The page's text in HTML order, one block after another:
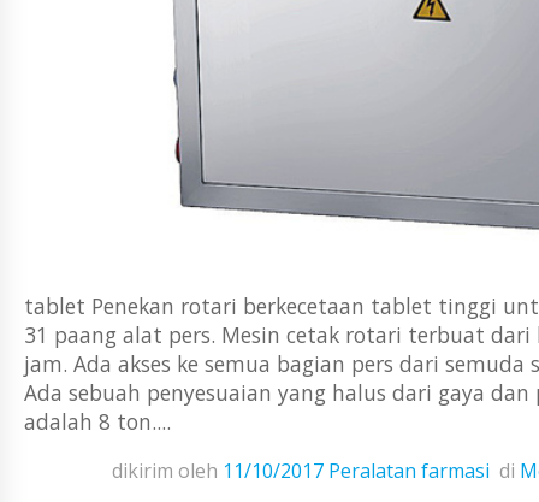
tablet Penekan rotari berkecetaan tablet tinggi
31 paang alat pers. Mesin cetak rotari terbuat
jam. Ada akses ke semua bagian pers dari
Ada sebuah penyesuaian yang halus dari gaya
adalah 8 ton....
dikirim oleh 11/10/2017 Peralatan farmasi di